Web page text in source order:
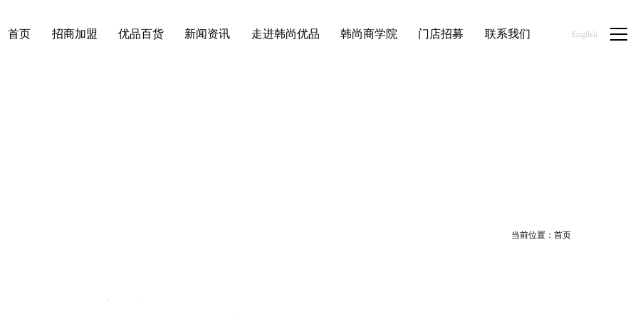
首页 招商加盟 优品百货 新闻资讯 走进韩尚优品 韩尚商学院 门店招募 联系我们 English
当前位置： 首页